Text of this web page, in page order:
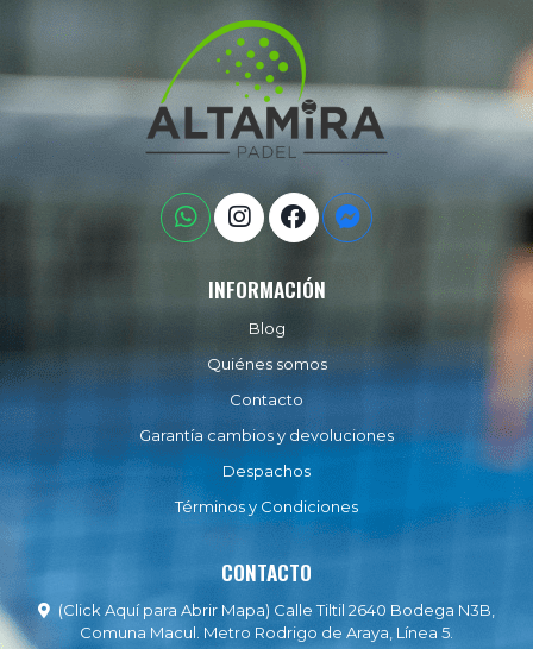
INFORMACIÓN
Blog
Quiénes somos
Contacto
Garantía cambios y devoluciones
Despachos
Términos y Condiciones
CONTACTO
(Click Aquí para Abrir Mapa) Calle Tiltil 2640 Bodega N3B,
Comuna Macul. Metro Rodrigo de Araya, Línea 5.